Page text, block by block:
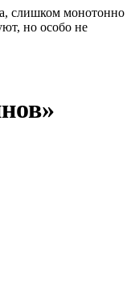
слишком монотонно
но особо не